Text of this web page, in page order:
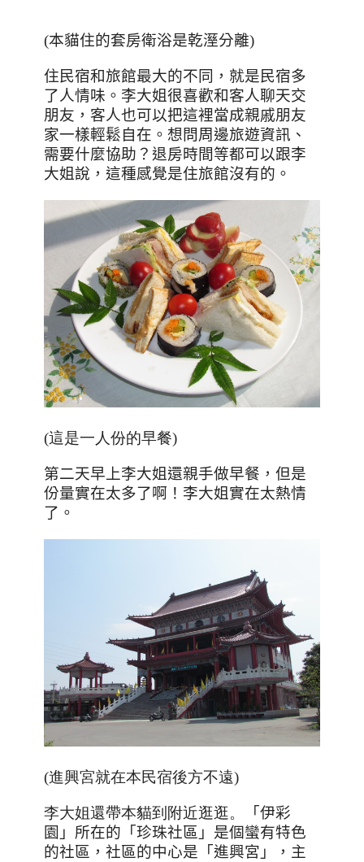
(本貓住的套房衛浴是乾溼分離)
住民宿和旅館最大的不同，就是民宿多
了人情味。李大姐很喜歡和客人聊天交
朋友，客人也可以把這裡當成親戚朋友
家一樣輕鬆自在。想問周邊旅遊資訊、
需要什麼協助？退房時間等都可以跟李
大姐說，這種感覺是住旅館沒有的。
(這是一人份的早餐)
第二天早上李大姐還親手做早餐，但是
份量實在太多了啊！李大姐實在太熱情
了。
(進興宮就在本民宿後方不遠)
李大姐還帶本貓到附近逛逛。
「伊彩
園」所在的「珍珠社區」是個蠻有特色
的社區，社區的中心是「進興宮」，主